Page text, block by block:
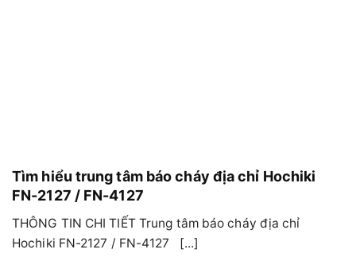
Tìm hiểu trung tâm báo cháy địa chỉ Hochiki
FN-2127 / FN-4127
THÔNG TIN CHI TIẾT Trung tâm báo cháy địa chỉ
Hochiki FN-2127 / FN-4127 [...]